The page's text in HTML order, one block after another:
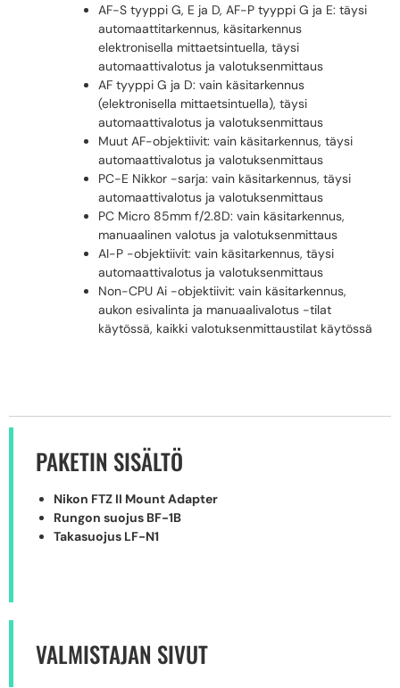
AF-S tyyppi G, E ja D, AF-P tyyppi G ja E: täysi
automaattitarkennus, käsitarkennus
elektronisella mittaetsintuella, täysi
automaattivalotus ja valotuksenmittaus
AF tyyppi G ja D: vain käsitarkennus
(elektronisella mittaetsintuella), täysi
automaattivalotus ja valotuksenmittaus
Muut AF-objektiivit: vain käsitarkennus, täysi
automaattivalotus ja valotuksenmittaus
PC-E Nikkor -sarja: vain käsitarkennus, täysi
automaattivalotus ja valotuksenmittaus
PC Micro 85mm f/2.8D: vain käsitarkennus,
manuaalinen valotus ja valotuksenmittaus
AI-P -objektiivit: vain käsitarkennus, täysi
automaattivalotus ja valotuksenmittaus
Non-CPU Ai -objektiivit: vain käsitarkennus,
aukon esivalinta ja manuaalivalotus -tilat
käytössä, kaikki valotuksenmittaustilat käytössä
PAKETIN SISÄLTÖ
Nikon FTZ II Mount Adapter
Rungon suojus BF-1B
Takasuojus LF-N1
VALMISTAJAN SIVUT